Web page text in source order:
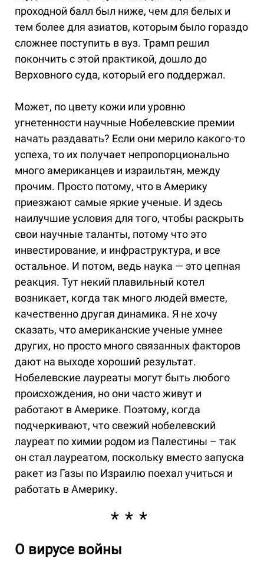
проходной балл был ниже, чем для белых и
тем более для азиатов, которым было гораздо
сложнее поступить в вуз. Трамп решил
покончить с этой практикой, дошло до
Верховного суда, который его поддержал.
Может, по цвету кожи или уровню
угнетенности научные Нобелевские премии
начать раздавать? Если они мерило какого-то
успеха, то их получает непропорционально
много американцев и израильтян, между
прочим. Просто потому, что в Америку
приезжают самые яркие ученые. И здесь
наилучшие условия для того, чтобы раскрыть
свои научные таланты, потому что это
инвестирование, и инфраструктура, и все
остальное. И потом, ведь наука — это цепная
реакция. Тут некий плавильный котел
возникает, когда так много людей вместе,
качественно другая динамика. Я не хочу
сказать, что американские ученые умнее
других, но просто много связанных факторов
дают на выходе хороший результат.
Нобелевские лауреаты могут быть любого
происхождения, но они часто живут и
работают в Америке. Поэтому, когда
подчеркивают, что свежий нобелевский
лауреат по химии родом из Палестины – так
он стал лауреатом, поскольку вместо запуска
ракет из Газы по Израилю поехал учиться и
работать в Америку.
О вирусе войны